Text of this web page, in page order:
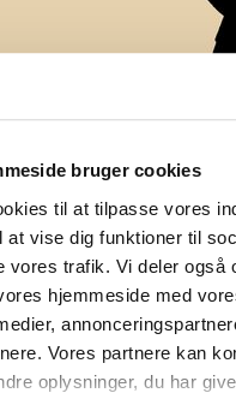
bruger cookies
til at tilpasse vores
at vise dig funktioner til
vores trafik. Vi deler også
hjemmeside med
Vores partnere kan
oplysninger, du har
maj kl. 19.00-21.00 er
Gratis adgang